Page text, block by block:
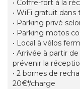
• Coffre-fort à la
• WiFi gratuit
• Parking privé
• Parking motos
• Local à vélos
• Arrivée à partir
prévenir la
• 2 bornes de
20€*/charge